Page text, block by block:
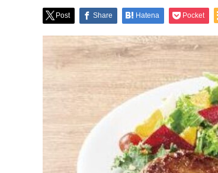
Post Share Hatena Pocket